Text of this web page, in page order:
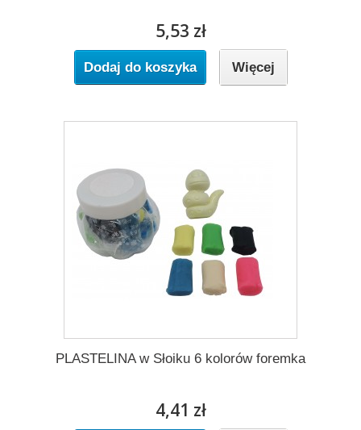
5,53 zł
Dodaj do koszyka Więcej
PLASTELINA w Słoiku 6 kolorów foremka
4,41 zł